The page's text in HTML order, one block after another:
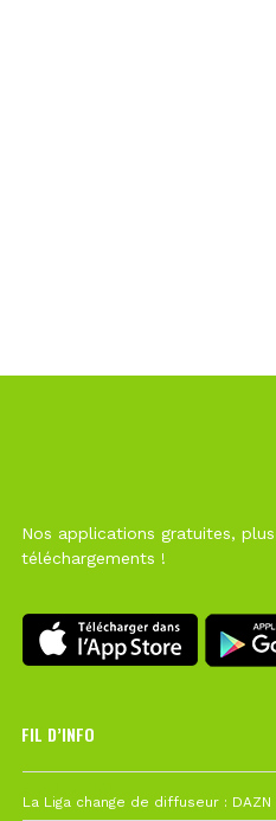
Nos applications gratuites,
téléchargements !
FIL D’INFO